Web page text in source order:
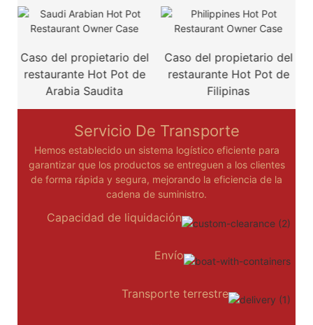
Caso del propietario del
restaurante Hot Pot de
Arabia Saudita
Caso del propietario del
restaurante Hot Pot de
Filipinas
Servicio De Transporte
Hemos establecido un sistema logístico eficiente para
garantizar que los productos se entreguen a los clientes
de forma rápida y segura, mejorando la eficiencia de la
cadena de suministro.
Capacidad de liquidación
Envío
Transporte terrestre